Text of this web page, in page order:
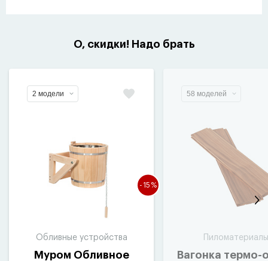
О, скидки! Надо брать
2 модели
-15%
Обливные устройства
Муром Обливное
58 моделей
Пиломатериалы
Вагонка термо-